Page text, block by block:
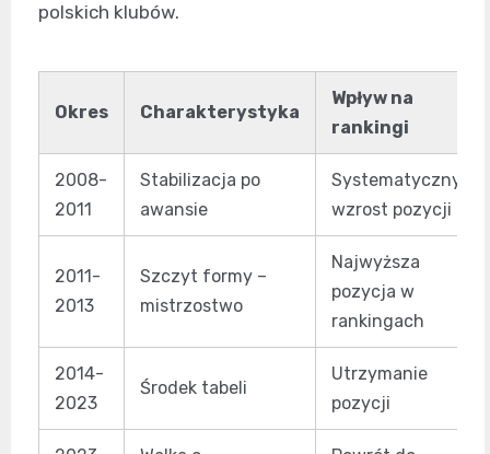
polskich klubów.
Okres Charakterystyka
Wpływ na
rankingi
2008-
2011
Stabilizacja po
awansie
Systematyczny
wzrost pozycji
2011-
2013
Szczyt formy –
mistrzostwo
Najwyższa
pozycja w
rankingach
2014-
2023
Środek tabeli
Utrzymanie
pozycji